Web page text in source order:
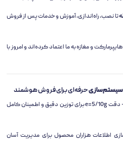
تا نصب، راه‌اندازی، آموزش و خدمات پس از فروش
و مغازه به ما اعتماد کرده‌اند و امروز با
سیستم‌سازیحرفه‌ای برای فروش هوشمند
– دقت e=5/10g برای توزین دقیق و اطمینان کامل
اطلاعات هزاران محصول برای مدیریت آسان